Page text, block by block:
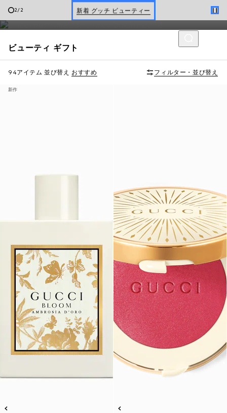
2/2 新着 グッチ ビューティー
Gucci Beauty ギフトセット
フレグランスや、ビューティーギフトセットなどをラインナップ
しています。
ビューティ ギフト
94アイテム 並び替え おすすめ フィルター・並び替え
新作